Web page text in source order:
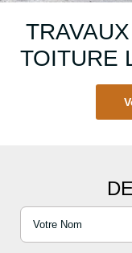
TOITURE